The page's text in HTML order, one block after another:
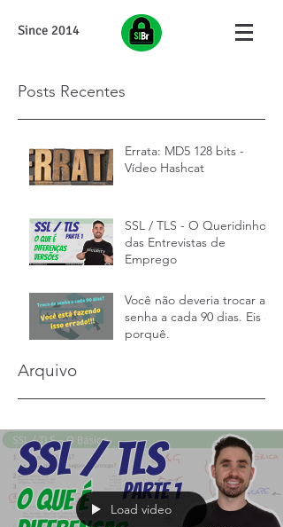
Since 2014
Posts Recentes
Errata: MD5 128 bits -
Vídeo Hashcat
SSL / TLS - O Queridinho
das Entrevistas de
Emprego
Você não deveria trocar a
senha a cada 90 dias. Eis o
porquê.
Arquivo
Load video